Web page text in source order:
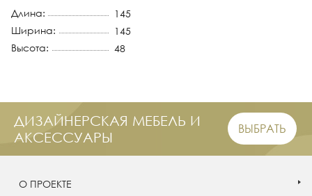
Длина:
145
Ширина:
145
Высота:
48
ДИЗАЙНЕРСКАЯ МЕБЕЛЬ И
АКСЕССУАРЫ
ВЫБРАТЬ
О ПРОЕКТЕ